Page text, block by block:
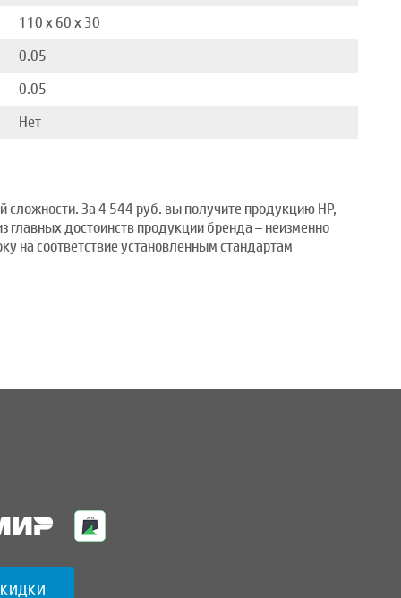
110 x 60 x 30
0.05
0.05
Нет
сложности. За 4 544 руб. вы получите продукцию HP,
главных достоинств продукции бренда – неизменно
на соответствие установленным стандартам